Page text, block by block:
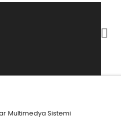
Multimedya Sistemi